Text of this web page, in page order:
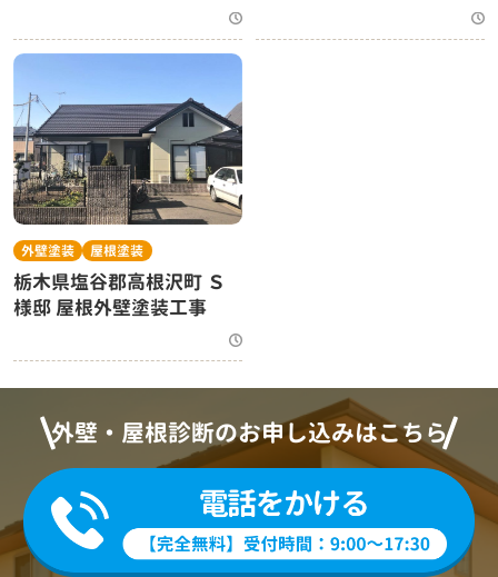
外壁塗装 屋根塗装
栃木県塩谷郡高根沢町 Ｓ
様邸 屋根外壁塗装工事
外壁・屋根診断のお申し込みはこちら